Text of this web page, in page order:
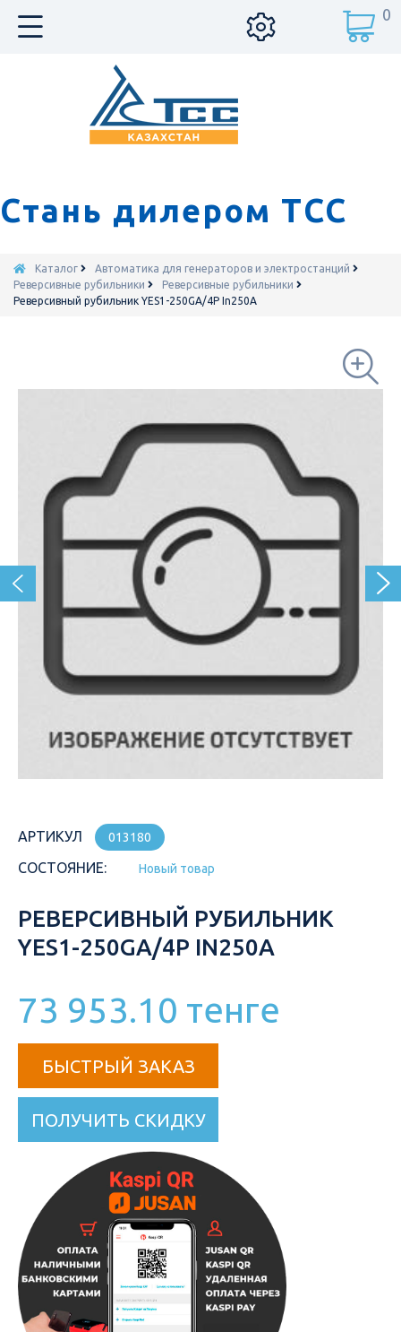
Стань дилером ТСС
0
Каталог
Автоматика для генераторов и электростанций
Реверсивные рубильники
Реверсивные рубильники
Реверсивный рубильник YES1-250GA/4P In250A
АРТИКУЛ 013180
СОСТОЯНИЕ: Новый товар
РЕВЕРСИВНЫЙ РУБИЛЬНИК
YES1-250GA/4P IN250A
73 953.10 тенге
БЫСТРЫЙ ЗАКАЗ
ПОЛУЧИТЬ СКИДКУ